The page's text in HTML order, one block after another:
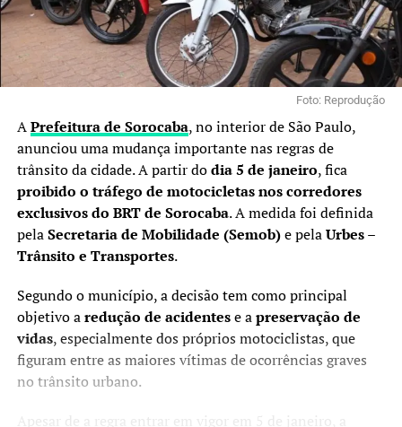
Foto: Reprodução
APrefeitura de Sorocaba, no interior de São Paulo,
anunciou uma mudança importante nas regras de
trânsito da cidade. A partir dodia 5 de janeiro, fica
proibido o tráfego de motocicletas nos corredores
exclusivos do BRT de Sorocaba. A medida foi definida
pelaSecretaria de Mobilidade (Semob)e pelaUrbes –
Trânsito e Transportes.
Segundo o município, a decisão tem como principal
objetivo aredução de acidentese apreservação de
vidas, especialmente dos próprios motociclistas, que
figuram entre as maiores vítimas de ocorrências graves
no trânsito urbano.